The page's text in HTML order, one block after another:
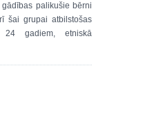
palikušie bērni
šai grupai atbilstošas
24 gadiem, etniskā